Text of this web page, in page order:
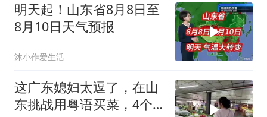
明天起！山东省8月8日至
8月10日天气预报
沐小作爱生活
这广东媳妇太逗了，在山
东挑战用粤语买菜，4个